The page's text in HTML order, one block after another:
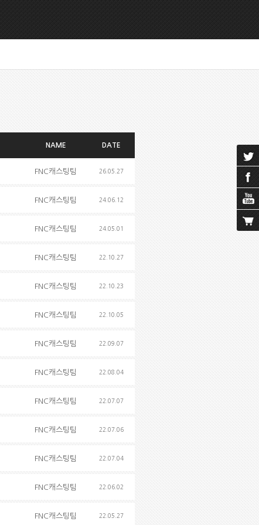
NAME DATE
FNC캐스팅팀 26.05.27
FNC캐스팅팀 24.06.12
FNC캐스팅팀 24.05.01
FNC캐스팅팀 22.10.27
FNC캐스팅팀 22.10.23
FNC캐스팅팀 22.10.05
FNC캐스팅팀 22.09.07
FNC캐스팅팀 22.08.04
FNC캐스팅팀 22.07.07
FNC캐스팅팀 22.07.06
FNC캐스팅팀 22.07.04
FNC캐스팅팀 22.06.02
FNC캐스팅팀 22.05.27